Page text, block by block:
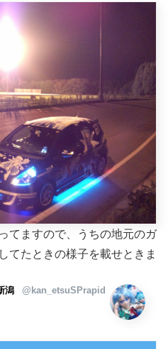
てますので、うちの地元のガ
てたときの様子を載せときま
潟
@kan_etsuSPrapid